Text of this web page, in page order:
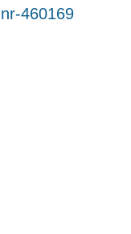
nr-460169